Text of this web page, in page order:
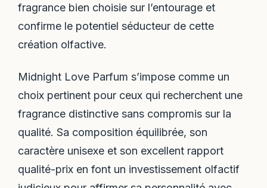
fragrance bien choisie sur l’entourage et
confirme le potentiel séducteur de cette
création olfactive.
Midnight Love Parfum s’impose comme un
choix pertinent pour ceux qui recherchent une
fragrance distinctive sans compromis sur la
qualité. Sa composition équilibrée, son
caractère unisexe et son excellent rapport
qualité-prix en font un investissement olfactif